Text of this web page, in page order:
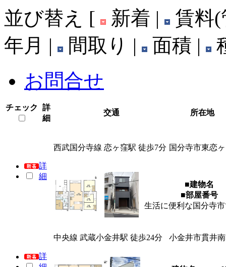
並び替え [ 新着 |
賃料
年月 |
間取り | 面積 |
お問合せ
チェック
詳
細
交通 所在地
詳
細
西武国分寺線 恋ヶ窪駅 徒歩7分 国分寺市東恋
■建物名
■部屋番号
生活に便利な国分寺
詳
中央線 武蔵小金井駅 徒歩24分 小金井市貫井